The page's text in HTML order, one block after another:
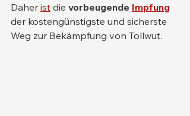
Daher ist die vorbeugende Impfung
der kostengünstigste und sicherste
Weg zur Bekämpfung von Tollwut.